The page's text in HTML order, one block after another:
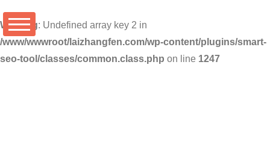
Warning: Undefined array key 2 in
/www/wwwroot/laizhangfen.com/wp-content/plugins/smart-
seo-tool/classes/common.class.php on line 1247